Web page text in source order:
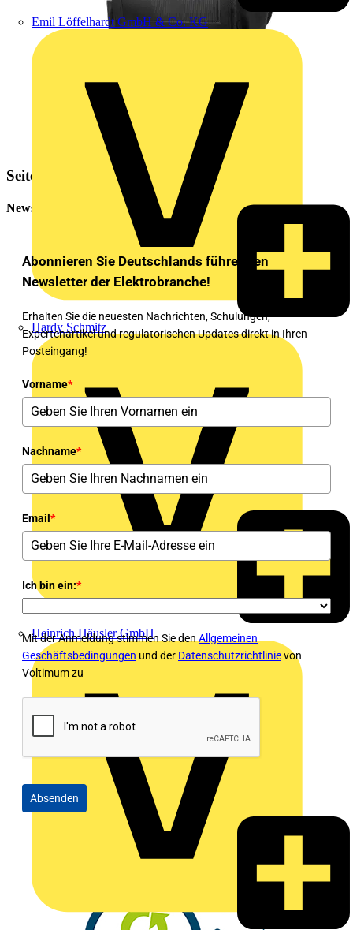
Emil Löffelhardt GmbH & Co. KG
Hardy Schmitz
Heinrich Häusler GmbH
Seitenleiste
Newsletter
Abonnieren Sie Deutschlands führenden
Newsletter der Elektrobranche!
Erhalten Sie die neuesten Nachrichten, Schulungen,
Expertenartikel und regulatorischen Updates direkt in Ihren
Posteingang!
Vorname*
Nachname*
Email *
Ich bin ein:*
Mit der Anmeldung stimmen Sie denAllgemeinen
Geschäftsbedingungen und der Datenschutzrichtlinievon
Voltimum zu
Absenden